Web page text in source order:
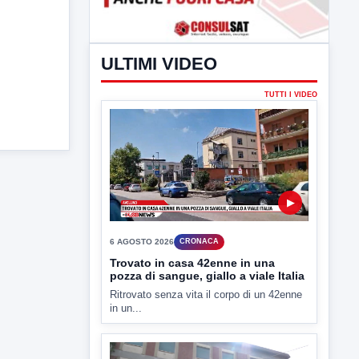
ULTIMI VIDEO
TUTTI I VIDEO
▶
6 AGOSTO 2026 CRONACA
Trovato in casa 42enne in una
pozza di sangue, giallo a viale Italia
Ritrovato senza vita il corpo di un 42enne
in un...